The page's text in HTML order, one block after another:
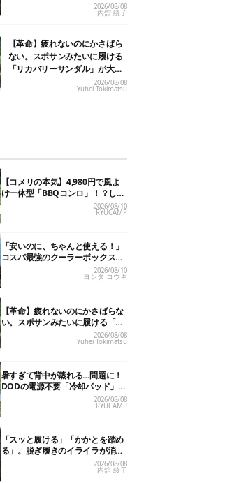
2026/08/08
内舘 綾子
【革命】疲れないのにかさばら
ない。スポサンみたいに履ける
「リカバリーサンダル」が大本
2026/08/08
Yuhei Tokimatsu
【コメリの本気】4,980円で風よ
け一体型「BBQコンロ」！？しか
も、高さ2段階・薄型収納で文句
なしかも
2026/08/10
RYUCAMP
「安いのに、ちゃんと使える！」
コスパ最強のクーラーボックスお
すすめ8選【2万円以下】
2026/08/10
ヨシダ コウキ
【革命】疲れないのにかさばらな
い。スポサンみたいに履ける「リ
カバリーサンダル」が大本命！
2026/08/08
Yuhei Tokimatsu
暑すぎて背中が蒸れる…問題に！
DODの電源不要「冷却パッド」を
試したら、夏の移動がラクになっ
た
2026/08/08
RYUCAMP
「スッと履ける」「かかとを踏め
る」。脱ぎ履きのイライラが消え
る快適“スニーカーサンダル”6選
2026/08/08
内舘 綾子